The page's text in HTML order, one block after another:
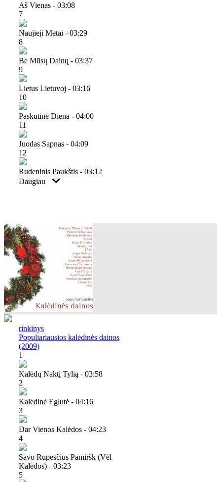
Aš Vienas - 03:08
7
Naujieji Metai - 03:29
8
Be Mūsų Dainų - 03:37
9
Lietus Lietuvoj - 03:16
10
Paskutinė Diena - 04:00
11
Juodas Sapnas - 04:09
12
Rudeninis Paukštis - 03:12
Daugiau
rinkinys
Populiariausios kalėdinės dainos
(2009)
1
Kalėdų Naktį Tylią - 03:58
2
Kalėdinė Eglutė - 04:16
3
Dar Vienos Kalėdos - 04:23
4
Savo Rūpesčius Pamiršk (vėl
Kalėdos) - 03:23
5